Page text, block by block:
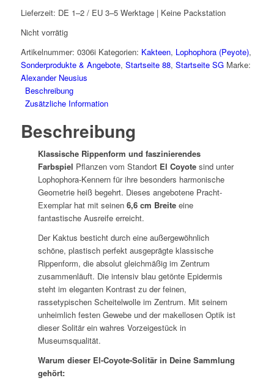
Lieferzeit: DE 1–2 / EU 3–5 Werktage | Keine Packstation
Nicht vorrätig
Artikelnummer: 0306i Kategorien: Kakteen, Lophophora (Peyote),
Sonderprodukte & Angebote, Startseite 88, Startseite SG Marke:
Alexander Neusius
Beschreibung
Zusätzliche Information
Beschreibung
Klassische Rippenform und faszinierendes
Farbspiel Pflanzen vom Standort El Coyote sind unter
Lophophora-Kennern für ihre besonders harmonische
Geometrie heiß begehrt. Dieses angebotene Pracht-
Exemplar hat mit seinen6,6 cm Breite eine
fantastische Ausreife erreicht.
Der Kaktus besticht durch eine außergewöhnlich
schöne, plastisch perfekt ausgeprägte klassische
Rippenform, die absolut gleichmäßig im Zentrum
zusammenläuft. Die intensiv blau getönte Epidermis
steht im eleganten Kontrast zu der feinen,
rassetypischen Scheitelwolle im Zentrum. Mit seinem
unheimlich festen Gewebe und der makellosen Optik ist
dieser Solitär ein wahres Vorzeigestück in
Museumsqualität.
Warum dieser El-Coyote-Solitär in Deine Sammlung
gehört: